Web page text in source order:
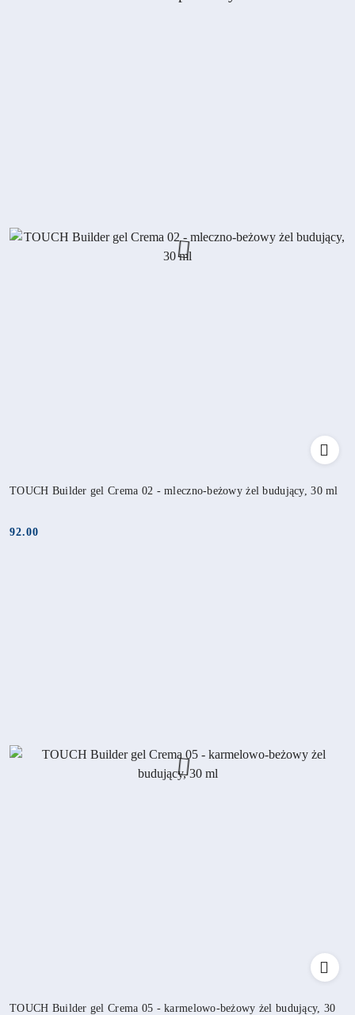
TOUCH Builder gel Crema 02 - mleczno-beżowy żel budujący, 30 ml
Cena:
92.00
TOUCH Builder gel Crema 05 - karmelowo-beżowy żel budujący, 30